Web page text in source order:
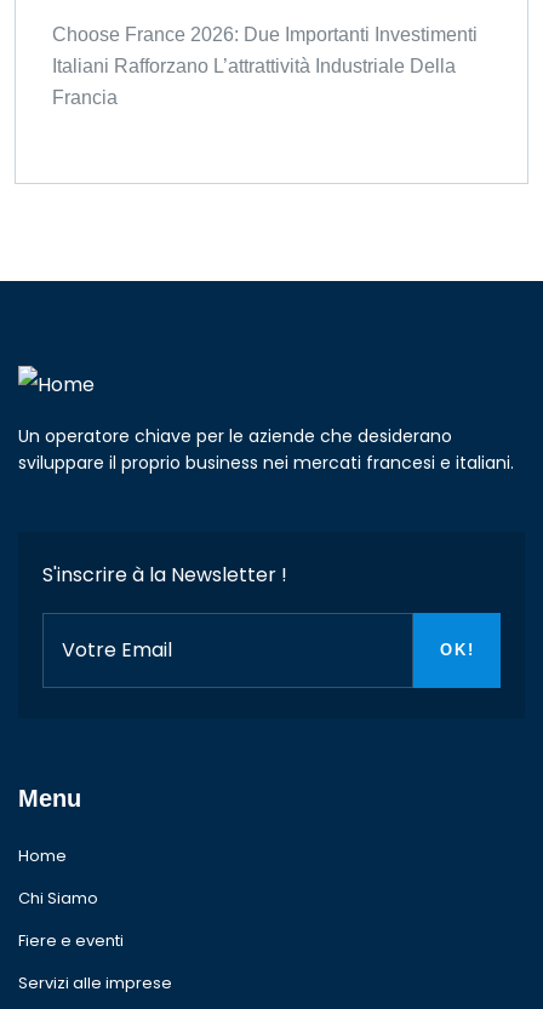
Choose France 2026: Due Importanti Investimenti
Italiani Rafforzano L’attrattività Industriale Della
Francia
Un operatore chiave per le aziende che desiderano
sviluppare il proprio business nei mercati francesi e italiani.
S'inscrire à la Newsletter !
Menu
Home
Chi Siamo
Fiere e eventi
Servizi alle imprese